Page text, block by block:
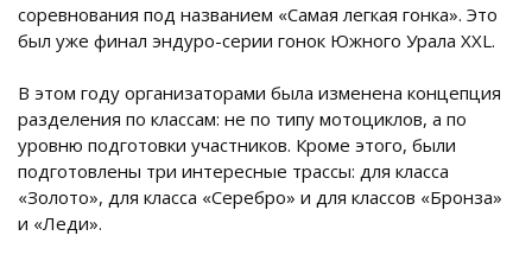
соревнования под названием «Самая легкая гонка». Это
был уже финал эндуро-серии гонок Южного Урала XXL.
В этом году организаторами была изменена концепция
разделения по классам: не по типу мотоциклов, а по
уровню подготовки участников. Кроме этого, были
подготовлены три интересные трассы: для класса
«Золото», для класса «Серебро» и для классов «Бронза»
и «Леди».